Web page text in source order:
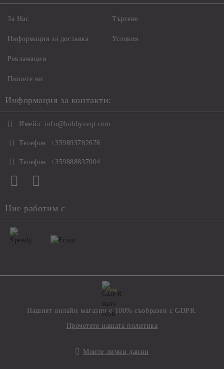
За Нас
Информация за доставка
Рекламации
Пишете ни
Търсене
Условия
Информация за контакти:
Имейл: info@hobbysvqt.com
Телефон: +359893782676
Телефон: +359888837004
Ние работим с
GDPR
Нашият онлайн магазин е 100% съобразен с GDPR.
Прочетете нашата политика
Моите лични данни